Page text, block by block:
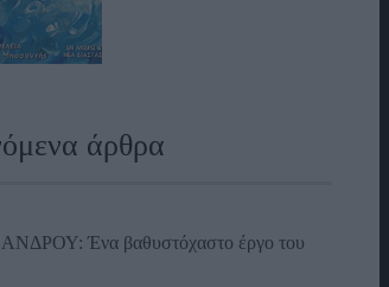
άρθρα
Ένα βαθυστόχαστο έργο του